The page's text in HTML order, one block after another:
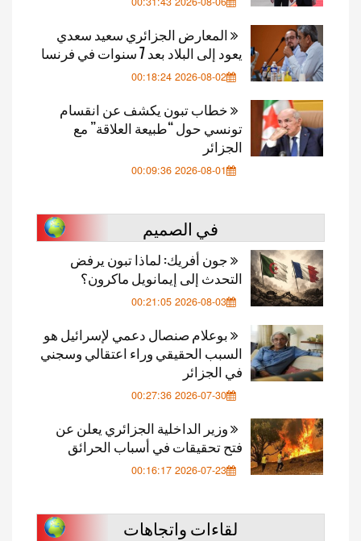
المعارض الجزائري سعيد سعدي
يعود إلى البلاد بعد 7 سنوات في فرنسا
2026-08-02 00:18:24
خطاب تبون يكشف عن انقسام
تونسي حول “طبيعة العلاقة” مع
الجزائر
2026-08-01 00:09:36
في الصميم
جون أفريك: لماذا تبون يرفض
التحدث إلى إيمانويل ماكرون؟
2026-08-03 00:21:05
بوعلام صنصال دعمي لإسرائيل هو
السبب الحقيقي وراء اعتقالي وسجني
في الجزائر
2026-07-30 00:27:36
وزير الداخلية الجزائري يعلن عن
فتح تحقيقات في أسباب الحرائق
2026-07-23 00:16:17
لقاءات واتجاهات